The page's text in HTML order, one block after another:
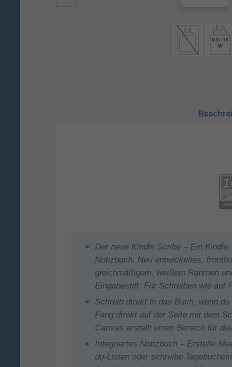
Der neue Kindle Scribe – Ein
Notizbuch. Neu entwickeltes,
gleichmäßigem, weißem Rahmen
Eingabestift. Für Schreiben wie auf
Schreib direkt in das Buch, wenn
Fang direkt auf der Seite mit dem
Canvas erstellt einen Bereich für
Integriertes Notizbuch – Erstelle
do-Listen oder schreibe